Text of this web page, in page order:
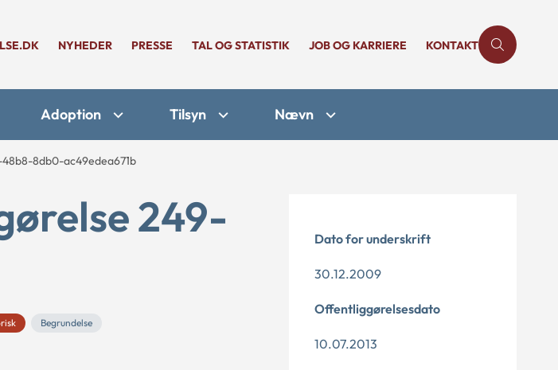
NYHEDER PRESSE TAL OG STATISTIK JOB OG KARRIERE KONTAKT
Adoption Tilsyn Nævn
8db0-ac49edea671b
249-
Begrundelse
Dato for underskrift
30.12.2009
Offentliggørelsesdato
10.07.2013